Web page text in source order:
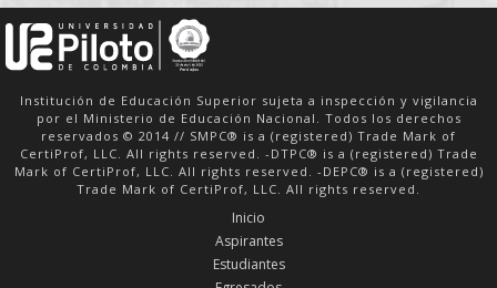
Institución de Educación Superior sujeta a inspección y vigilancia
por el Ministerio de Educación Nacional. Todos los derechos
reservados © 2014 // SMPC® is a (registered) Trade Mark of
CertiProf, LLC. All rights reserved. -DTPC® is a (registered) Trade
Mark of CertiProf, LLC. All rights reserved. -DEPC® is a (registered)
Trade Mark of CertiProf, LLC. All rights reserved.
Inicio
Aspirantes
Estudiantes